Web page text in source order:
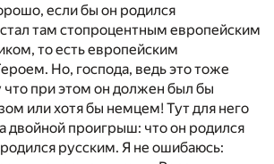
если бы он родился
там стопроцентным европейским
то есть европейским
Но, господа, ведь это тоже
что при этом он должен был бы
или хотя бы немцем! Тут для него
двойной проигрыш: что он родился
русским. Я не ошибаюсь: